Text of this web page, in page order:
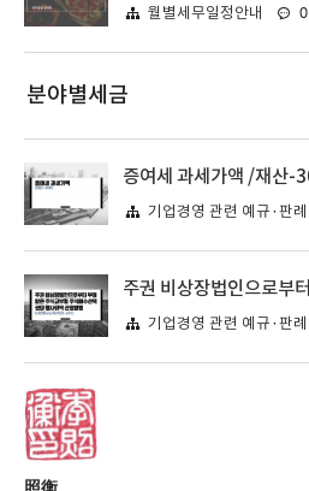
월별세무일정안내 0
분야별세금
기업경영 관련 예규·판례
기업경영 관련 예규·판례